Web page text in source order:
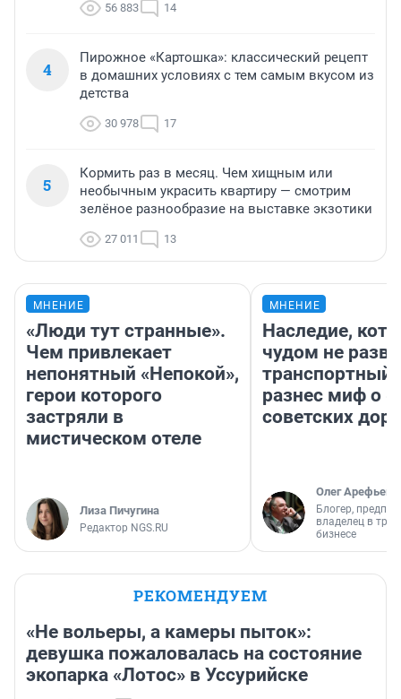
56 883 14
4
Пирожное «Картошка»: классический рецепт
в домашних условиях с тем самым вкусом из
детства
30 978 17
5
Кормить раз в месяц. Чем хищным или
необычным украсить квартиру — смотрим
зелёное разнообразие на выставке экзотики
27 011 13
МНЕНИЕ
«Люди тут странные».
Чем привлекает
непонятный «Непокой»,
герои которого
застряли в
мистическом отеле
Лиза Пичугина
Редактор NGS.RU
МНЕНИЕ
Наследие,
чудом не
транспортный
разнес миф о
советских
Олег Арефьев
Блогер,
владелец в
бизнесе
РЕКОМЕНДУЕМ
«Не вольеры, а камеры пыток»:
девушка пожаловалась на состояние
экопарка «Лотос» в Уссурийске